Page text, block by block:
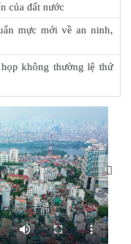
của đất nước
mực mới về an ninh,
không thường lệ thứ